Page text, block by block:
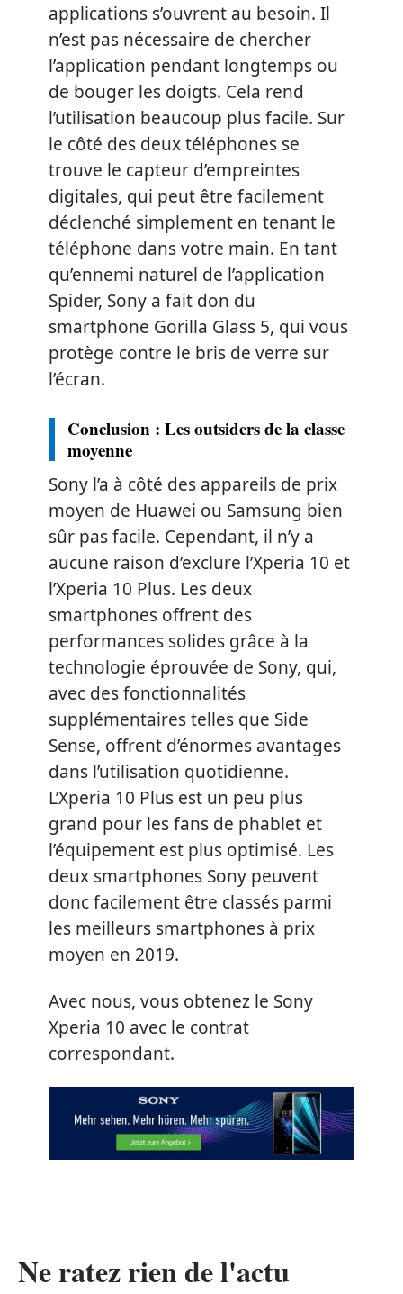
applications s’ouvrent au besoin. Il
n’est pas nécessaire de chercher
l’application pendant longtemps ou
de bouger les doigts. Cela rend
l’utilisation beaucoup plus facile. Sur
le côté des deux téléphones se
trouve le capteur d’empreintes
digitales, qui peut être facilement
déclenché simplement en tenant le
téléphone dans votre main. En tant
qu’ennemi naturel de l’application
Spider, Sony a fait don du
smartphone Gorilla Glass 5, qui vous
protège contre le bris de verre sur
l’écran.
Conclusion : Les outsiders de la classe
moyenne
Sony l’a à côté des appareils de prix
moyen de Huawei ou Samsung bien
sûr pas facile. Cependant, il n’y a
aucune raison d’exclure l’Xperia 10 et
l’Xperia 10 Plus. Les deux
smartphones offrent des
performances solides grâce à la
technologie éprouvée de Sony, qui,
avec des fonctionnalités
supplémentaires telles que Side
Sense, offrent d’énormes avantages
dans l’utilisation quotidienne.
L’Xperia 10 Plus est un peu plus
grand pour les fans de phablet et
l’équipement est plus optimisé. Les
deux smartphones Sony peuvent
donc facilement être classés parmi
les meilleurs smartphones à prix
moyen en 2019.
Avec nous, vous obtenez le Sony
Xperia 10 avec le contrat
correspondant.
Ne ratez rien de l'actu